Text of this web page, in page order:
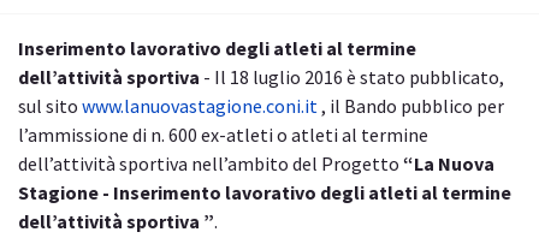
Inserimento lavorativo degli atleti al termine
dell’attività sportiva - Il 18 luglio 2016 è stato pubblicato,
sul sito www.lanuovastagione.coni.it, il Bando pubblico per
l’ammissione di n. 600 ex-atleti o atleti al termine
dell’attività sportiva nell’ambito del Progetto “La Nuova
Stagione - Inserimento lavorativo degli atleti al termine
dell’attività sportiva ”.